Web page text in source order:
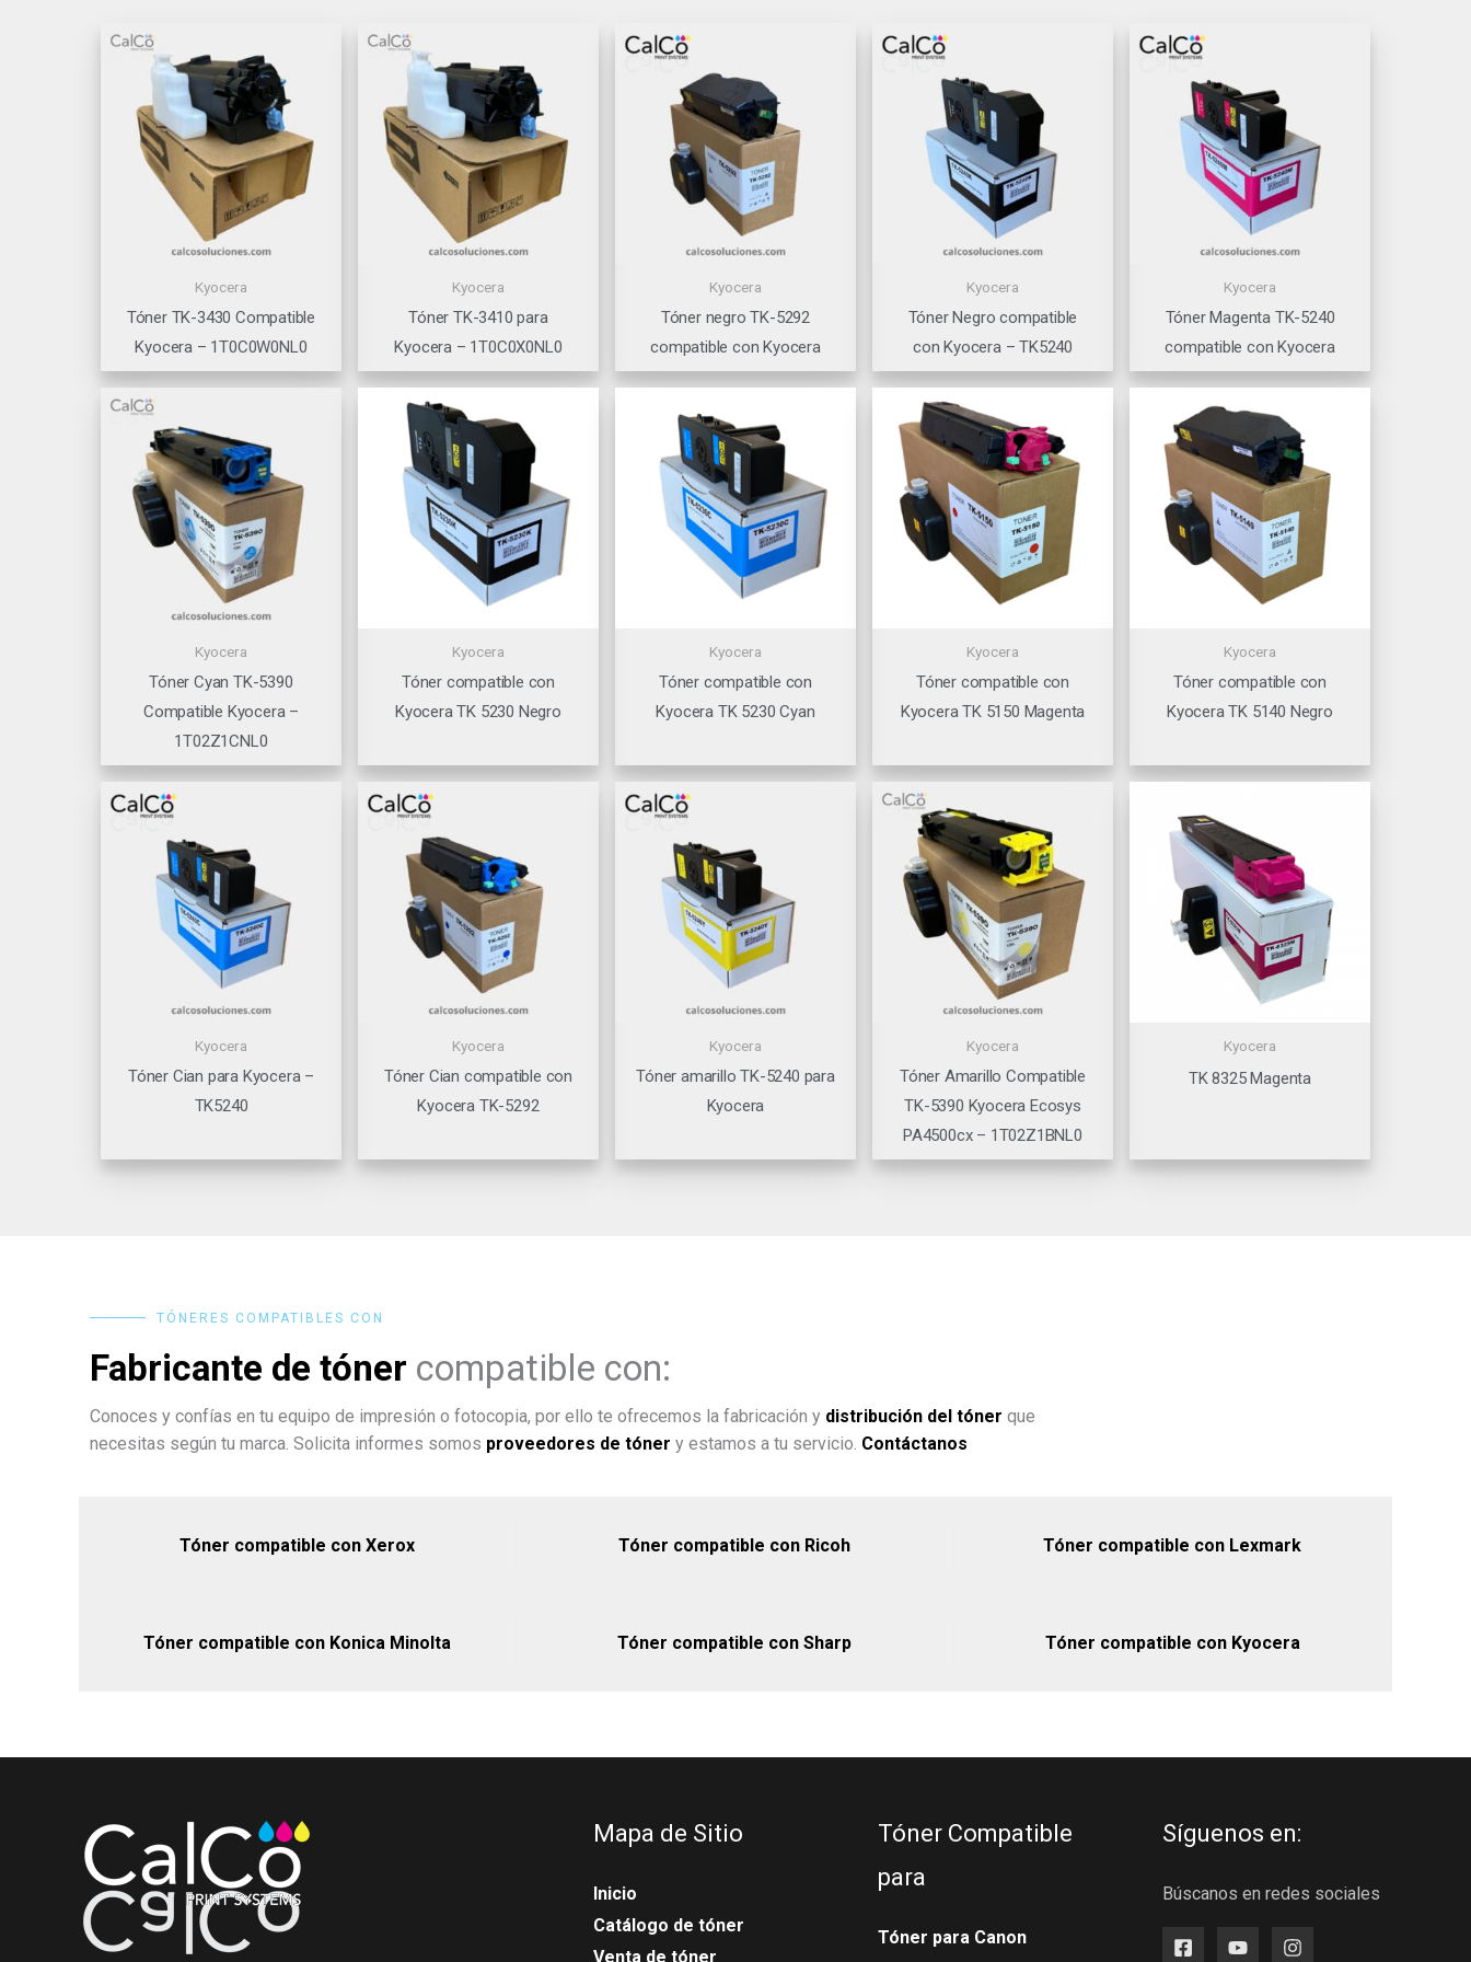
Kyocera
Tóner TK-3430 Compatible
Kyocera – 1T0C0W0NL0
Kyocera
Tóner TK-3410 para
Kyocera – 1T0C0X0NL0
Kyocera
Tóner negro TK-5292
compatible con Kyocera
Kyocera
Tóner Negro compatible
con Kyocera – TK5240
Kyocera
Tóner Magenta TK-5240
compatible con Kyocera
Kyocera
Tóner Cyan TK-5390
Compatible Kyocera –
1T02Z1CNL0
Kyocera
Tóner compatible con
Kyocera TK 5230 Negro
Kyocera
Tóner compatible con
Kyocera TK 5230 Cyan
Kyocera
Tóner compatible con
Kyocera TK 5150 Magenta
Kyocera
Tóner compatible con
Kyocera TK 5140 Negro
Kyocera
Tóner Cian para Kyocera –
TK5240
Kyocera
Tóner Cian compatible con
Kyocera TK-5292
Kyocera
Tóner amarillo TK-5240 para
Kyocera
Kyocera
Tóner Amarillo Compatible
TK-5390 Kyocera Ecosys
PA4500cx – 1T02Z1BNL0
Kyocera
TK 8325 Magenta
TÓNERES COMPATIBLES CON
Fabricante de tóner compatible con:
Conoces y confías en tu equipo de impresión o fotocopia, por ello te ofrecemos la fabricación y distribución del tóner que
necesitas según tu marca. Solicita informes somos proveedores de tóner y estamos a tu servicio. Contáctanos
Tóner compatible con Xerox Tóner compatible con Ricoh Tóner compatible con Lexmark
Tóner compatible con Konica Minolta Tóner compatible con Sharp Tóner compatible con Kyocera
Mapa de Sitio
Inicio
Catálogo de tóner
Venta de tóner
Tóner Compatible
para
Tóner para Canon
Síguenos en:
Búscanos en redes sociales